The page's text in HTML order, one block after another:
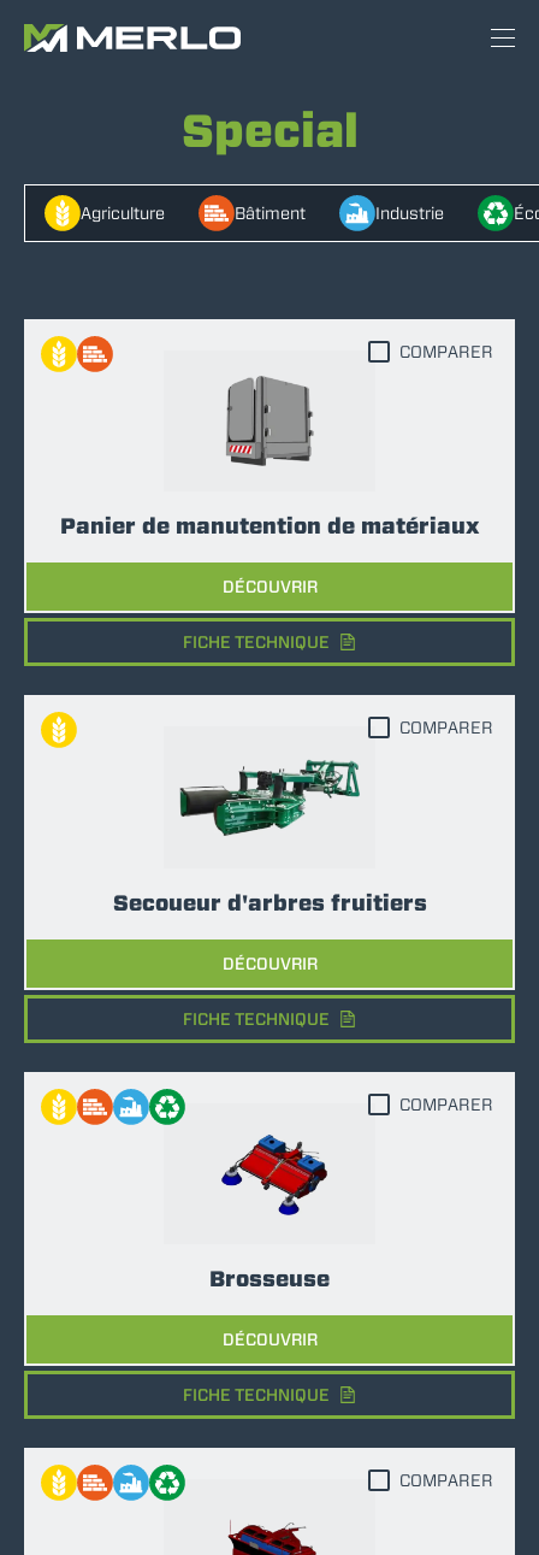
Special
Agriculture Bâtiment Industrie
Panier de manutention de matériaux
DÉCOUVRIR
COMPARER
FICHE TECHNIQUE
Secoueur d'arbres fruitiers
DÉCOUVRIR
COMPARER
FICHE TECHNIQUE
Brosseuse
DÉCOUVRIR
COMPARER
FICHE TECHNIQUE
COMPARER